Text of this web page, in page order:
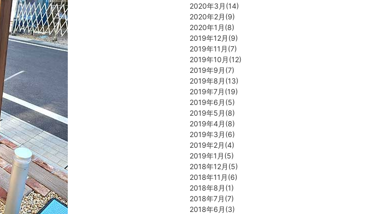
2020年3月(14)
2020年2月(9)
2020年1月(8)
2019年12月(9)
2019年11月(7)
2019年10月(12)
2019年9月(7)
2019年8月(13)
2019年7月(19)
2019年6月(5)
2019年5月(8)
2019年4月(8)
2019年3月(6)
2019年2月(4)
2019年1月(5)
2018年12月(5)
2018年11月(6)
2018年8月(1)
2018年7月(7)
2018年6月(3)